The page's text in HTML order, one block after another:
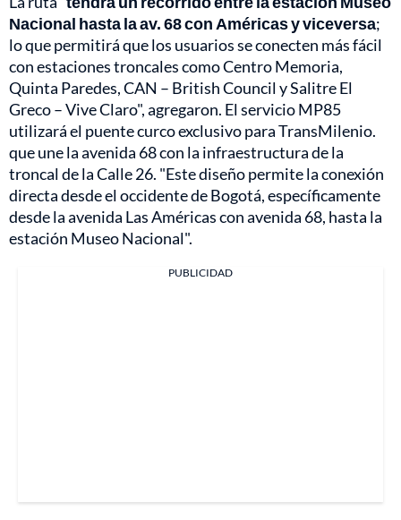
Nacional hasta la av. 68 con Américas y viceversa;
lo que permitirá que los usuarios se conecten más fácil
con estaciones troncales como Centro Memoria,
Quinta Paredes, CAN – British Council y Salitre El
Greco – Vive Claro", agregaron. El servicio MP85
utilizará el puente curco exclusivo para TransMilenio.
que une la avenida 68 con la infraestructura de la
troncal de la Calle 26. "Este diseño permite la conexión
directa desde el occidente de Bogotá, específicamente
desde la avenida Las Américas con avenida 68, hasta la
estación Museo Nacional".
PUBLICIDAD